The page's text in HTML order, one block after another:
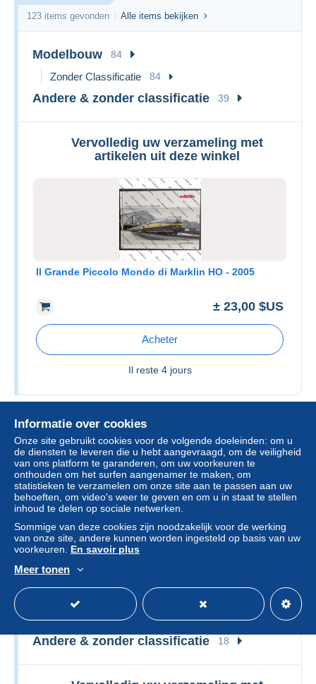
123 items gevonden Alle items bekijken
Modelbouw 84
Zonder Classificatie 84
Andere & zonder classificatie 39
Vervolledig uw verzameling met
artikelen uit deze winkel
Il Grande Piccolo Mondo di Marklin HO - 2005
± 23,00 $US
Acheter
Il reste 4 jours
Andere thema's & verzamelingen
53 items gevonden Alle items bekijken
Sport 9
Voetbal 9
Kleding, Souvenirs & Andere 9
Tabak (verwante voorwerpen)
Andere & zonder classificatie
Andere & zonder classificatie 25
Andere & zonder classificatie 18
Informatie over cookies
Onze site gebruikt cookies voor de volgende doeleinden: om u
de diensten te leveren die u hebt aangevraagd, om de veiligheid
van ons platform te garanderen, om uw voorkeuren te
onthouden om het surfen aangenamer te maken, om
statistieken te verzamelen om onze site aan te passen aan uw
behoeften, om video's weer te geven en om u in staat te stellen
inhoud te delen op sociale netwerken.
Sommige van deze cookies zijn noodzakelijk voor de werking
van onze site, andere kunnen worden ingesteld op basis van uw
voorkeuren. En savoir plus
Meer tonen